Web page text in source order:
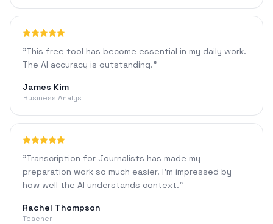
"This free tool has become essential in my daily work.
The AI accuracy is outstanding."
James Kim
Business Analyst
"Transcription for Journalists has made my
preparation work so much easier. I'm impressed by
how well the AI understands context."
Rachel Thompson
Teacher